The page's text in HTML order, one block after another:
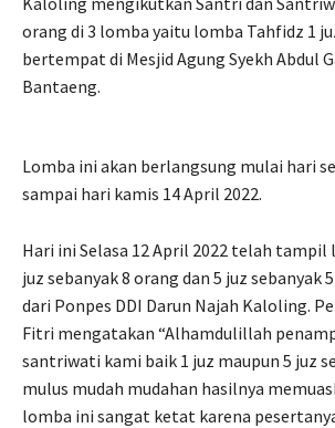
orang di 3 lomba yaitu lomba Tahfidz 1
bertempat di Mesjid Agung Syekh Abdul
Bantaeng.
Lomba ini akan berlangsung mulai hari
sampai hari kamis 14 April 2022.
Hari ini Selasa 12 April 2022 telah
juz sebanyak 8 orang dan 5 juz sebanyak
dari Ponpes DDI Darun Najah Kaloling.
Fitri mengatakan “Alhamdulillah
santriwati kami baik 1 juz maupun 5 juz
mulus mudah mudahan hasilnya
lomba ini sangat ketat karena